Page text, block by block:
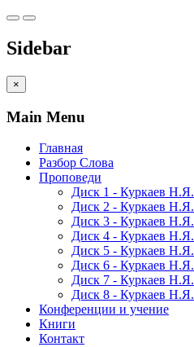
Sidebar
×
Main Menu
Главная
Разбор Слова
Проповеди
Диск 1 - Куркаев Н.Я.
Диск 2 - Куркаев Н.Я.
Диск 3 - Куркаев Н.Я.
Диск 4 - Куркаев Н.Я.
Диск 5 - Куркаев Н.Я.
Диск 6 - Куркаев Н.Я.
Диск 7 - Куркаев Н.Я.
Диск 8 - Куркаев Н.Я.
Конференции и учение
Книги
Контакт